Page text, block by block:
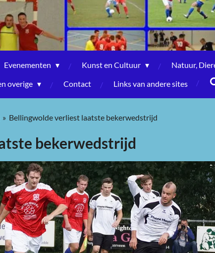
Evenementen Kunst en Cultuur
Natuur,
overige
Contact Links van andere sites
» Bellingwolde verliest laatste bekerwedstrijd
bekerwedstrijd